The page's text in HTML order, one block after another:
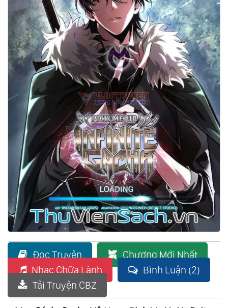
Đọc Truyện
Chương Mới Nhất
Nhạc Chữa Lành
Bình Luận (2)
Tải Truyện CBZ